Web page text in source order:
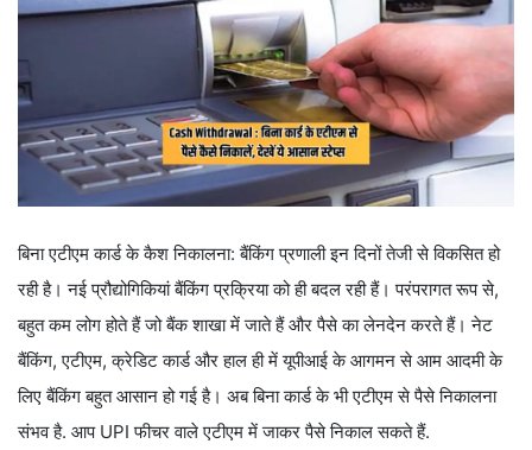
बिना एटीएम कार्ड के कैश निकालना: बैंकिंग प्रणाली इन दिनों तेजी से विकसित हो
रही है। नई प्रौद्योगिकियां बैंकिंग प्रक्रिया को ही बदल रही हैं। परंपरागत रूप से,
बहुत कम लोग होते हैं जो बैंक शाखा में जाते हैं और पैसे का लेनदेन करते हैं। नेट
बैंकिंग, एटीएम, क्रेडिट कार्ड और हाल ही में यूपीआई के आगमन से आम आदमी के
लिए बैंकिंग बहुत आसान हो गई है। अब बिना कार्ड के भी एटीएम से पैसे निकालना
संभव है. आप UPI फीचर वाले एटीएम में जाकर पैसे निकाल सकते हैं.